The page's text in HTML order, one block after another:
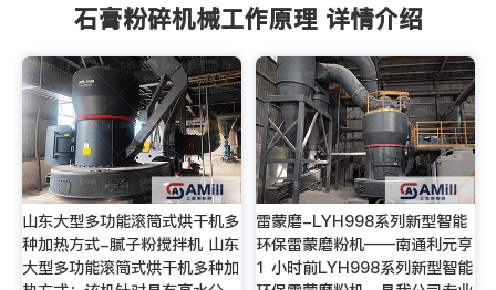
石膏粉碎机械工作原理 详情介绍
山东大型多功能滚筒式烘干机多
种加热方式-腻子粉搅拌机 山东
大型多功能滚筒式烘干机多种加
雷蒙磨-LYH998系列新型智能
环保雷蒙磨粉机——南通利元亨
1 小时前LYH998系列新型智能